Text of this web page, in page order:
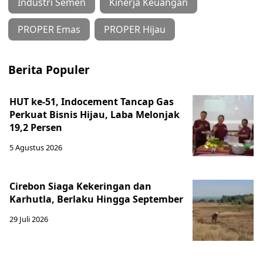
PROPER Emas PROPER Hijau
Berita Populer
HUT ke-51, Indocement Tancap Gas
Perkuat Bisnis Hijau, Laba Melonjak
19,2 Persen
5 Agustus 2026
Cirebon Siaga Kekeringan dan
Karhutla, Berlaku Hingga September
29 Juli 2026